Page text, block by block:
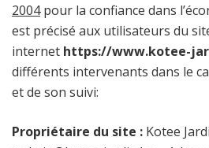
2004pour la confiance dans
est précisé aux utilisateurs du
internet https://www.kotee-
différents intervenants dans le
et de son suivi:
Propriétaire du site : Kotee